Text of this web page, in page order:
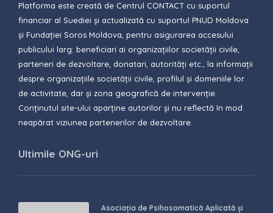
Platforma este creată de Centrul CONTACT cu suportul
financiar al Suediei și actualizată cu suportul PNUD Moldova
și Fundației Soros Moldova, pentru asigurarea accesului
publicului larg: beneficiari ai organizațiilor societății civile,
parteneri de dezvoltare, donatari, autorități etc., la informații
despre organizațiile societății civile, profilul și domeniile lor
de activitate, dar și zona geografică de intervenție.
Conținutul site-ului aparține autorilor și nu reflectă în mod
neapărat viziunea partenerilor de dezvoltare.
Ultimile ONG-uri
Asociația de Psihosomatică Aplicată și